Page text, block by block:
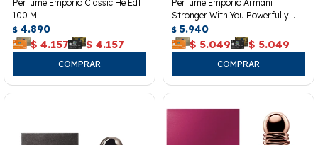
Perfume Emporio Classic He Edt
100 Ml.
$ 4.890
$ 4.157 $ 4.157
Perfume Emporio Armani
Stronger With You Powerfully
Edp 100ml
$ 5.940
$ 5.049 $ 5.049